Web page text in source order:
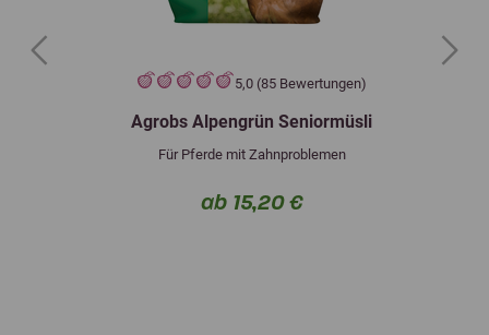
5,0 (85 Bewertungen)
Agrobs Alpengrün Seniormüsli
Für Pferde mit Zahnproblemen
ab 15,20 €
Previous Next